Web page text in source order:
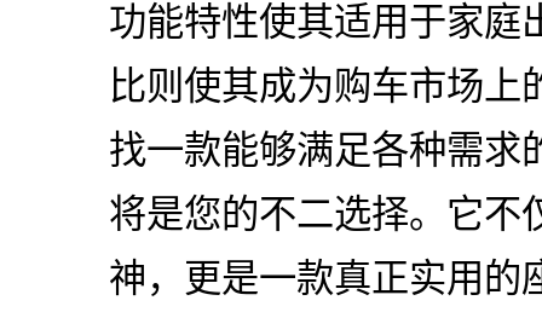
功能特性使其适用于家庭
比则使其成为购车市场上
找一款能够满足各种需求
将是您的不二选择。它不
神，更是一款真正实用的